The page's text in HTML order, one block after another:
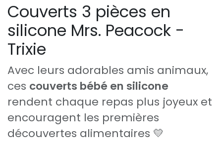
Couverts 3 pièces en
silicone Mrs. Peacock -
Trixie
Avec leurs adorables amis animaux,
ces couverts bébé en silicone
rendent chaque repas plus joyeux et
encouragent les premières
découvertes alimentaires 💛